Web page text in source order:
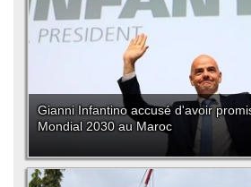
Gianni Infantino accusé d'avoir
Mondial 2030 au Maroc